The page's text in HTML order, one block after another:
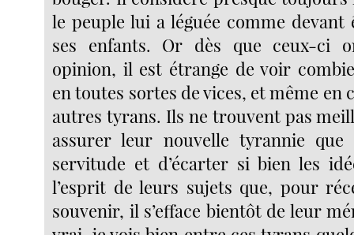
le peuple lui a léguée comme
ses enfants. Or dès que ceux-ci
opinion, il est étrange de voir
en toutes sortes de vices, et même en
autres tyrans. Ils ne trouvent pas
assurer leur nouvelle tyrannie
servitude et d’écarter si bien les
l’esprit de leurs sujets que, pour
souvenir, il s’efface bientôt de leur